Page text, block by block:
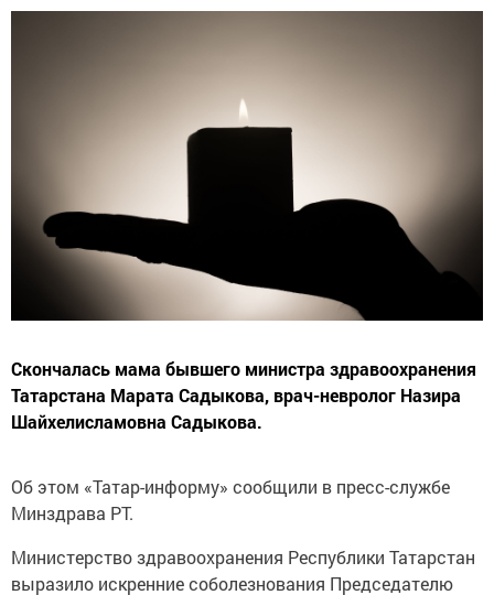
Скончалась мама бывшего министра здравоохранения
Татарстана Марата Садыкова, врач-невролог Назира
Шайхелисламовна Садыкова.
Об этом «Татар-информу» сообщили в пресс-службе
Минздрава РТ.
Министерство здравоохранения Республики Татарстан
выразило искренние соболезнования Председателю